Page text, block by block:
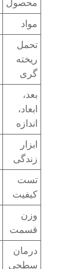
محصول
مواد
تحمل
ریخته
گری
بعد،
ابعاد،
اندازه
ابزار
زندگی
تست
کیفیت
وزن
قسمت
درمان
سطحی